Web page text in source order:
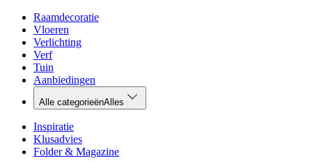
Raamdecoratie
Vloeren
Verlichting
Verf
Tuin
Aanbiedingen
Alle categorieënAlles
Inspiratie
Klusadvies
Folder & Magazine